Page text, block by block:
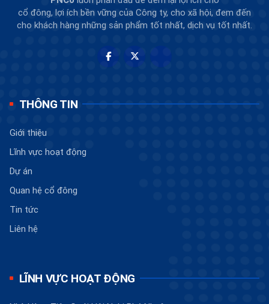
cổ đông, lợi ích bền vững của Công ty, cho xã hội, đem đến
cho khách hàng những sản phẩm tốt nhất, dịch vụ tốt nhất.
THÔNG TIN
Giới thiệu
Lĩnh vực hoạt động
Dự án
Quan hệ cổ đông
Tin tức
Liên hệ
LĨNH VỰC HOẠT ĐỘNG